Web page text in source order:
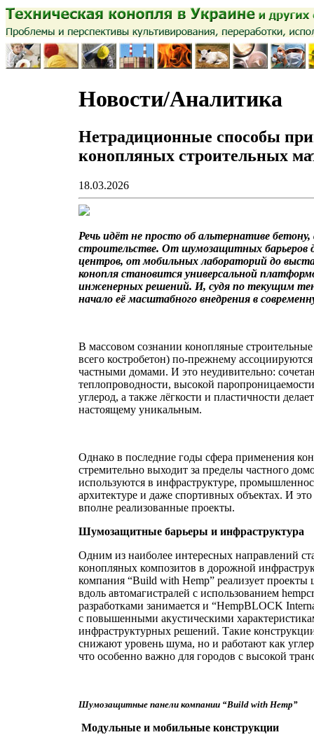
Новости/Аналитика
Нетрадиционные способы
конопляных строительных
18.03.2026
Речь идёт не просто об альтернативе бетону,
строительстве. От шумозащитных барьеров
центров, от мобильных лабораторий до
конопля становится универсальной
инженерных решений. И, судя по текущим
начало её масштабного внедрения в
В массовом сознании конопляные
всего костробетон) по-прежнему
частными домами. И это неудивительно:
теплопроводности, высокой
углерод, а также лёгкости и пластичности
настоящему уникальным.
Однако в последние годы сфера применения
стремительно выходит за пределы частного
используются в инфраструктуре,
архитектуре и даже спортивных объектах. И
вполне реализованные проекты.
Шумозащитные барьеры и инфраструктура
Одним из наиболее интересных направлений
конопляных композитов в дорожной
компания “Build with Hemp” реализует
вдоль автомагистралей с использованием
разработками занимается и “HempBLOCK
с повышенными акустическими
инфраструктурных решений. Такие
снижают уровень шума, но и работают как
что особенно важно для городов с высокой
Шумозащитные панели компании “Build with Hemp”
Модульные и мобильные конструкции